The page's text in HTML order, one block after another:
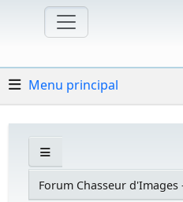
Menu principal
Forum Chasseur